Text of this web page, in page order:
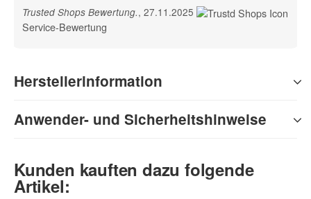
Trusted Shops Bewertung., 27.11.2025
Service-Bewertung
Herstellerinformation
Anwender- und Sicherheitshinweise
Kunden kauften dazu folgende
Artikel: